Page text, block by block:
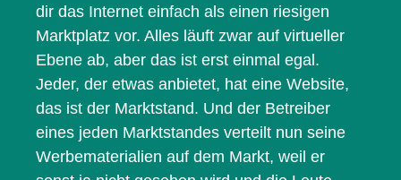
dir das Internet einfach als einen riesigen
Marktplatz vor. Alles läuft zwar auf virtueller
Ebene ab, aber das ist erst einmal egal.
Jeder, der etwas anbietet, hat eine Website,
das ist der Marktstand. Und der Betreiber
eines jeden Marktstandes verteilt nun seine
Werbematerialien auf dem Markt, weil er